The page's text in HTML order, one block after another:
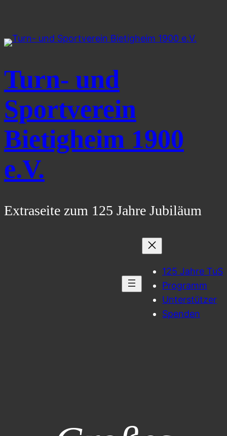
springen
Turn- und
Sportverein
Bietigheim 1900
e.V.
Extraseite zum 125 Jahre Jubiläum
125 Jahre TuS
Programm
Unterstützer
Spenden